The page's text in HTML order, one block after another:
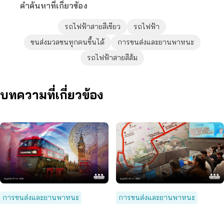
คำค้นหาที่เกี่ยวข้อง
รถไฟฟ้าสายสีเขียว
รถไฟฟ้า
ขนส่งมวลชนทุกคนขึ้นได้
การขนส่งและยานพาหนะ
รถไฟฟ้าสายสีส้ม
บทความที่เกี่ยวข้อง
การขนส่งและยานพาหนะ การขนส่งและยานพาหนะ